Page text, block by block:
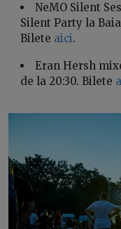
NeMO Silent
Silent Party la
Bilete aici.
Eran Hersh
de la 20:30. Bilete